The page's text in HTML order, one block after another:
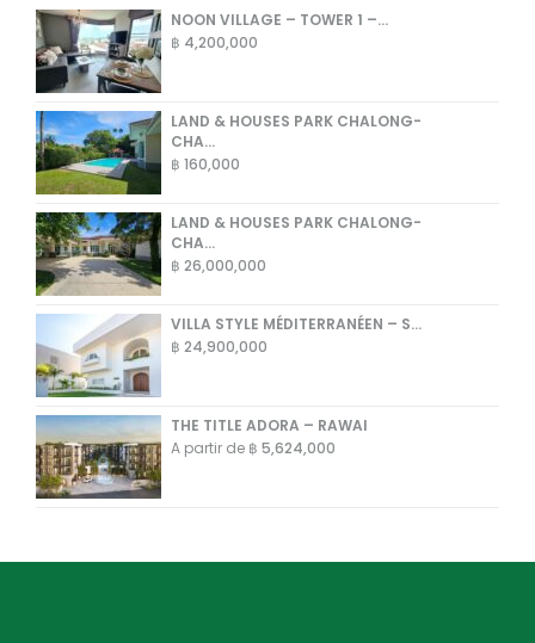
NOON VILLAGE – TOWER 1 –...
฿ 4,200,000
LAND & HOUSES PARK CHALONG-
CHA...
฿ 160,000
LAND & HOUSES PARK CHALONG-
CHA...
฿ 26,000,000
VILLA STYLE MÉDITERRANÉEN – S...
฿ 24,900,000
THE TITLE ADORA – RAWAI
A partir de ฿ 5,624,000